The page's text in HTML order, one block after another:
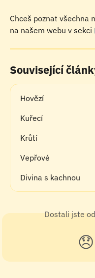
Chceš poznat všechna
na našem webu v sekci
Související
Hovězí
Kuřecí
Krůtí
Vepřové
Divina s kachnou
Dostali jste
😞